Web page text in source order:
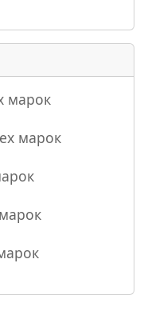
марок
марок